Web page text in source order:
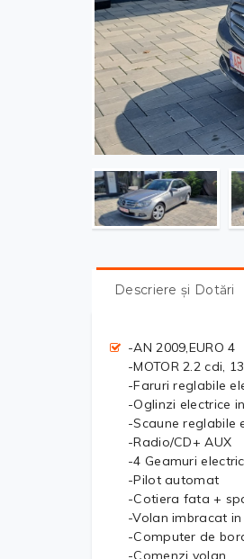
Descriere și Dotări
-AN 2009,EURO 4
-MOTOR 2.2 cdi,
-Faruri reglabile
-Oglinzi electrice
-Scaune reglabile
-Radio/CD+ AUX
-4 Geamuri
-Pilot automat
-Cotiera fata +
-Volan imbracat in
-Computer de
-Comenzi volan